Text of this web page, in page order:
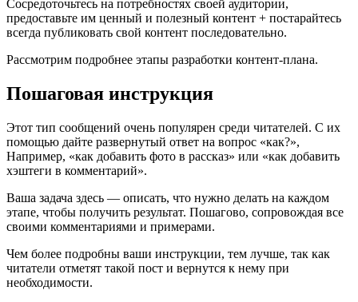
Сосредоточьтесь на потребностях своей аудитории,
предоставьте им ценный и полезный контент + постарайтесь
всегда публиковать свой контент последовательно.
Рассмотрим подробнее этапы разработки контент-плана.
Пошаговая инструкция
Этот тип сообщений очень популярен среди читателей. С их
помощью дайте развернутый ответ на вопрос «как?»,
Например, «как добавить фото в рассказ» или «как добавить
хэштеги в комментарий».
Ваша задача здесь — описать, что нужно делать на каждом
этапе, чтобы получить результат. Пошагово, сопровождая все
своими комментариями и примерами.
Чем более подробны ваши инструкции, тем лучше, так как
читатели отметят такой пост и вернутся к нему при
необходимости.